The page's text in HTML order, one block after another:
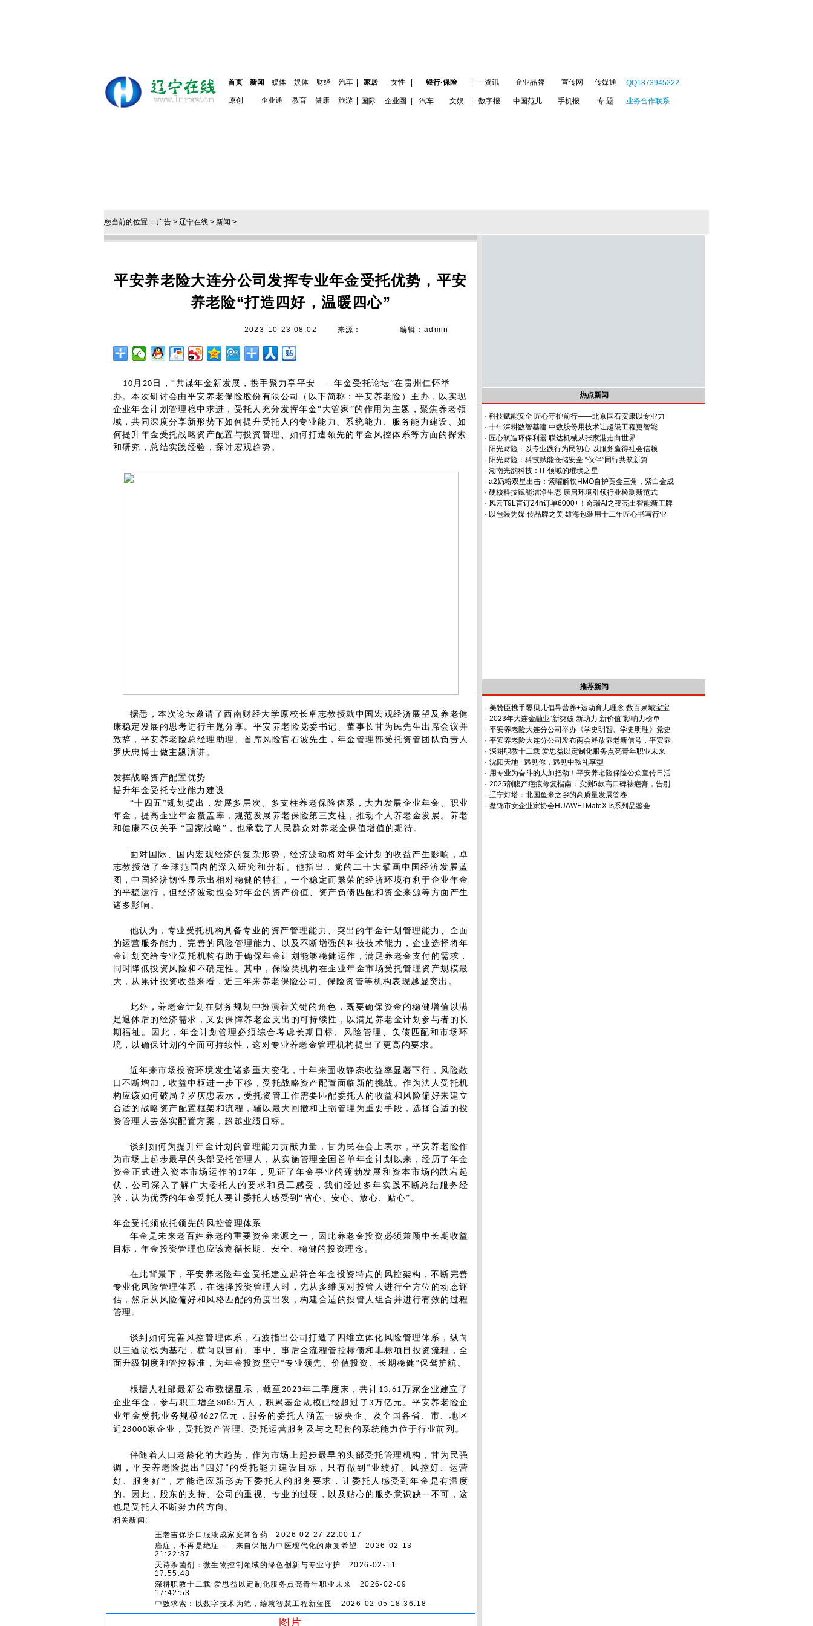
首页 新闻 娱体 娱体 财经 汽车 家居 女性 银行·保险 一资讯 企业品牌 宣传网 传媒通
原创 企业通 教育 健康 旅游 国际 企业圈 汽车 文娱 数字报 中国范儿 手机报 专 题
QQ1873945222
业务合作联系
您当前的位置： 广告 > 辽宁在线 > 新闻 >
平安养老险大连分公司发挥专业年金受托优势，平安
养老险“打造四好，温暖四心”
2023-10-23 08:02 来源： 编辑：admin
10 月 20 日，“共谋年金新发展，携手聚力享平安——年金受托论坛”在贵州仁怀举
办。本次研讨会由平安养老保险股份有限公司（以下简称：平安养老险）主办，以实现
企业年金计划管理稳中求进，受托人充分发挥年金“大管家”的作用为主题，聚焦养老领
域，共同深度分享新形势下如何提升受托人的专业能力、系统能力、服务能力建设、如
何提升年金受托战略资产配置与投资管理、如何打造领先的年金风控体系等方面的探索
和研究，总结实践经验，探讨宏观趋势。
据悉，本次论坛邀请了西南财经大学原校长卓志教授就中国宏观经济展望及养老健
康稳定发展的思考进行主题分享。平安养老险党委书记、董事长甘为民先生出席会议并
致辞，平安养老险总经理助理、首席风险官石波先生，年金管理部受托资管团队负责人
罗庆忠博士做主题演讲。
发挥战略资产配置优势
提升年金受托专业能力建设
“十四五”规划提出，发展多层次、多支柱养老保险体系，大力发展企业年金、职业
年金，提高企业年金覆盖率，规范发展养老保险第三支柱，推动个人养老金发展。养老
和健康不仅关乎 “国家战略”，也承载了人民群众对养老金保值增值的期待。
面对国际、国内宏观经济的复杂形势，经济波动将对年金计划的收益产生影响，卓
志教授做了全球范围内的深入研究和分析。他指出，党的二十大擘画中国经济发展蓝
图，中国经济韧性显示出相对稳健的特征，一个稳定而繁荣的经济环境有利于企业年金
的平稳运行，但经济波动也会对年金的资产价值、资产负债匹配和资金来源等方面产生
诸多影响。
他认为，专业受托机构具备专业的资产管理能力、突出的年金计划管理能力、全面
的运营服务能力、完善的风险管理能力、以及不断增强的科技技术能力，企业选择将年
金计划交给专业受托机构有助于确保年金计划能够稳健运作，满足养老金支付的需求，
同时降低投资风险和不确定性。其中，保险类机构在企业年金市场受托管理资产规模最
大，从累计投资收益来看，近三年来养老保险公司、保险资管等机构表现越显突出。
此外，养老金计划在财务规划中扮演着关键的角色，既要确保资金的稳健增值以满
足退休后的经济需求，又要保障养老金支出的可持续性，以满足养老金计划参与者的长
期福祉。因此，年金计划管理必须综合考虑长期目标、风险管理、负债匹配和市场环
境，以确保计划的全面可持续性，这对专业养老金管理机构提出了更高的要求。
近年来市场投资环境发生诸多重大变化，十年来固收静态收益率显著下行，风险敞
口不断增加，收益中枢进一步下移，受托战略资产配置面临新的挑战。作为法人受托机
构应该如何破局？罗庆忠表示，受托资管工作需要匹配委托人的收益和风险偏好来建立
合适的战略资产配置框架和流程，辅以最大回撤和止损管理为重要手段，选择合适的投
资管理人去落实配置方案，超越业绩目标。
谈到如何为提升年金计划的管理能力贡献力量，甘为民在会上表示，平安养老险作
为市场上起步最早的头部受托管理人，从实施管理全国首单年金计划以来，经历了年金
资金正式进入资本市场运作的 17年，见证了年金事业的蓬勃发展和资本市场的跌宕起
伏，公司深入了解广大委托人的要求和员工感受，我们经过多年实践不断总结服务经
验，认为优秀的年金受托人要让委托人感受到“省心、安心、放心、贴心”。
年金受托须依托领先的风控管理体系
年金是未来老百姓养老的重要资金来源之一，因此养老金投资必须兼顾中长期收益
目标，年金投资管理也应该遵循长期、安全、稳健的投资理念。
在此背景下，平安养老险年金受托建立起符合年金投资特点的风控架构，不断完善
专业化风险管理体系，在选择投资管理人时，先从多维度对投管人进行全方位的动态评
估，然后从风险偏好和风格匹配的角度出发，构建合适的投管人组合并进行有效的过程
管理。
谈到如何完善风控管理体系，石波指出公司打造了四维立体化风险管理体系，纵向
以三道防线为基础，横向以事前、事中、事后全流程管控标债和非标项目投资流程，全
面升级制度和管控标准，为年金投资坚守 “专业领先、价值投资、长期稳健 ”保驾护航。
根据人社部最新公布数据显示，截至 2023年二季度末，共计 13.61万家企业建立了
企业年金，参与职工增至 3085万人，积累基金规模已经超过了 3万亿元。平安养老险企
业年金受托业务规模4627亿元，服务的委托人涵盖一级央企、及全国各省、市、地区
近28000家企业，受托资产管理、受托运营服务及与之配套的系统能力位于行业前列。
伴随着人口老龄化的大趋势，作为市场上起步最早的头部受托管理机构，甘为民强
调，平安养老险提出 “ 四好 ” 的受托能力建设目标，只有做到 “ 业绩好、风控好、运营
好、服务好 ” ，才能适应新形势下委托人的服务要求，让委托人感受到年金是有温度
的。因此，股东的支持、公司的重视、专业的过硬，以及贴心的服务意识缺一不可，这
也是受托人不断努力的方向。
相关新闻:
王老吉保济口服液成家庭常备药 2026-02-27 22:00:17
癌症，不再是绝症——来自保抵力中医现代化的康复希望
2026-02-13
21:22:37
天诗杀菌剂：微生物控制领域的绿色创新与专业守护
2026-02-11
17:55:48
深耕职教十二载 爱思益以定制化服务点亮青年职业未来
2026-02-09
17:42:53
中数求索：以数字技术为笔，绘就智慧工程新蓝图
2026-02-05 18:36:18
图片
热点新闻
· 科技赋能安全 匠心守护前行——北京国石安康以专业力
· 十年深耕数智基建 中数股份用技术让超级工程更智能
· 匠心筑造环保利器 联达机械从张家港走向世界
· 阳光财险：以专业践行为民初心 以服务赢得社会信赖
· 阳光财险：科技赋能仓储安全 “伙伴”同行共筑新篇
· 湖南光韵科技：IT 领域的璀璨之星
· a2奶粉双星出击：紫曜解锁HMO自护黄金三角，紫白金成
· 硬核科技赋能洁净生态 康启环境引领行业检测新范式
· 风云T9L盲订24h订单6000+！奇瑞AI之夜亮出智能新王牌
· 以包装为媒 传品牌之美 雄海包装用十二年匠心书写行业
推荐新闻
· 美赞臣携手婴贝儿倡导营养+运动育儿理念 数百泉城宝宝
· 2023年大连金融业“新突破 新助力 新价值”影响力榜单
· 平安养老险大连分公司举办《学史明智、学史明理》党史
· 平安养老险大连分公司发布两会释放养老新信号，平安养
· 深耕职教十二载 爱思益以定制化服务点亮青年职业未来
· 沈阳天地 | 遇见你，遇见中秋礼享型
· 用专业为奋斗的人加把劲！平安养老险保险公众宣传日活
· 2025剖腹产疤痕修复指南：实测5款高口碑祛疤膏，告别
· 辽宁灯塔：北国鱼米之乡的高质量发展答卷
· 盘锦市女企业家协会HUAWEI MateXTs系列品鉴会